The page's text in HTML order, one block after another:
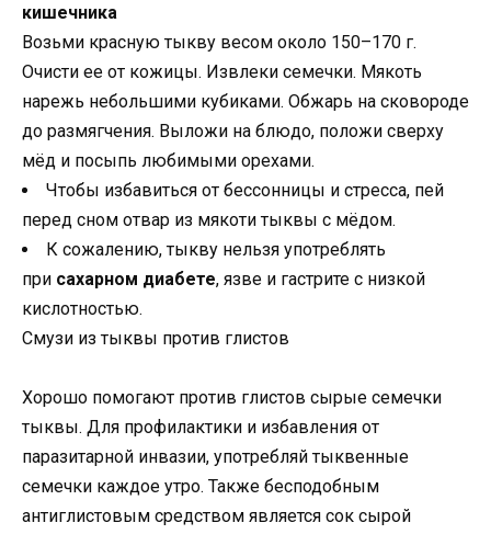
кишечника
Возьми красную тыкву весом около 150–170 г.
Очисти ее от кожицы. Извлеки семечки. Мякоть
нарежь небольшими кубиками. Обжарь на сковороде
до размягчения. Выложи на блюдо, положи сверху
мёд и посыпь любимыми орехами.
Чтобы избавиться от бессонницы и стресса, пей
перед сном отвар из мякоти тыквы с мёдом.
К сожалению, тыкву нельзя употреблять
при сахарном диабете, язве и гастрите с низкой
кислотностью.
Смузи из тыквы против глистов
Хорошо помогают против глистов сырые семечки
тыквы. Для профилактики и избавления от
паразитарной инвазии, употребляй тыквенные
семечки каждое утро. Также бесподобным
антиглистовым средством является сок сырой